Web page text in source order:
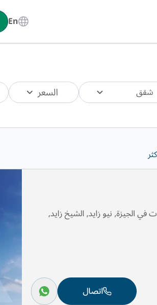
En
شقق السعر
للبيع تحتوي علي 2 غرف نوم 1 حمامات في الجيزة, نيو زايد, الشيخ زايد,
اتصال